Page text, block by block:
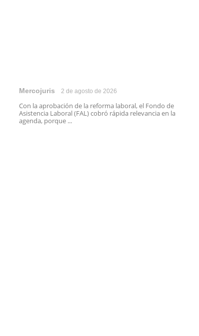
Mercojuris 2 de agosto de 2026
Con la aprobación de la reforma laboral, el Fondo de
Asistencia Laboral (FAL) cobró rápida relevancia en la
agenda, porque ...